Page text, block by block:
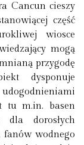
Cancun cieszy
część
wiosce
mogą
przygodę
dysponuje
tu m.in. basen
dla dorosłych
fanów wodnego